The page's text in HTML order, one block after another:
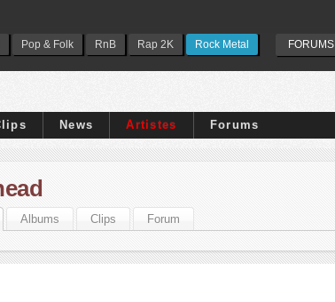
Pop & Folk RnB Rap 2K Rock Metal FORUMS
News Artistes Forums
Albums Clips Forum